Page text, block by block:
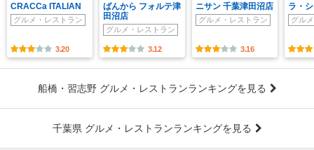
CRACCa ITALIAN
グルメ・レストラン
3.20
ばんから フォルテ津
田沼店
グルメ・レストラン
3.12
ニサン 千葉津田沼店
グルメ・レストラン
3.16
ラ・
グル
船橋・習志野 グルメ・レストランランキングを見る
千葉県 グルメ・レストランランキングを見る